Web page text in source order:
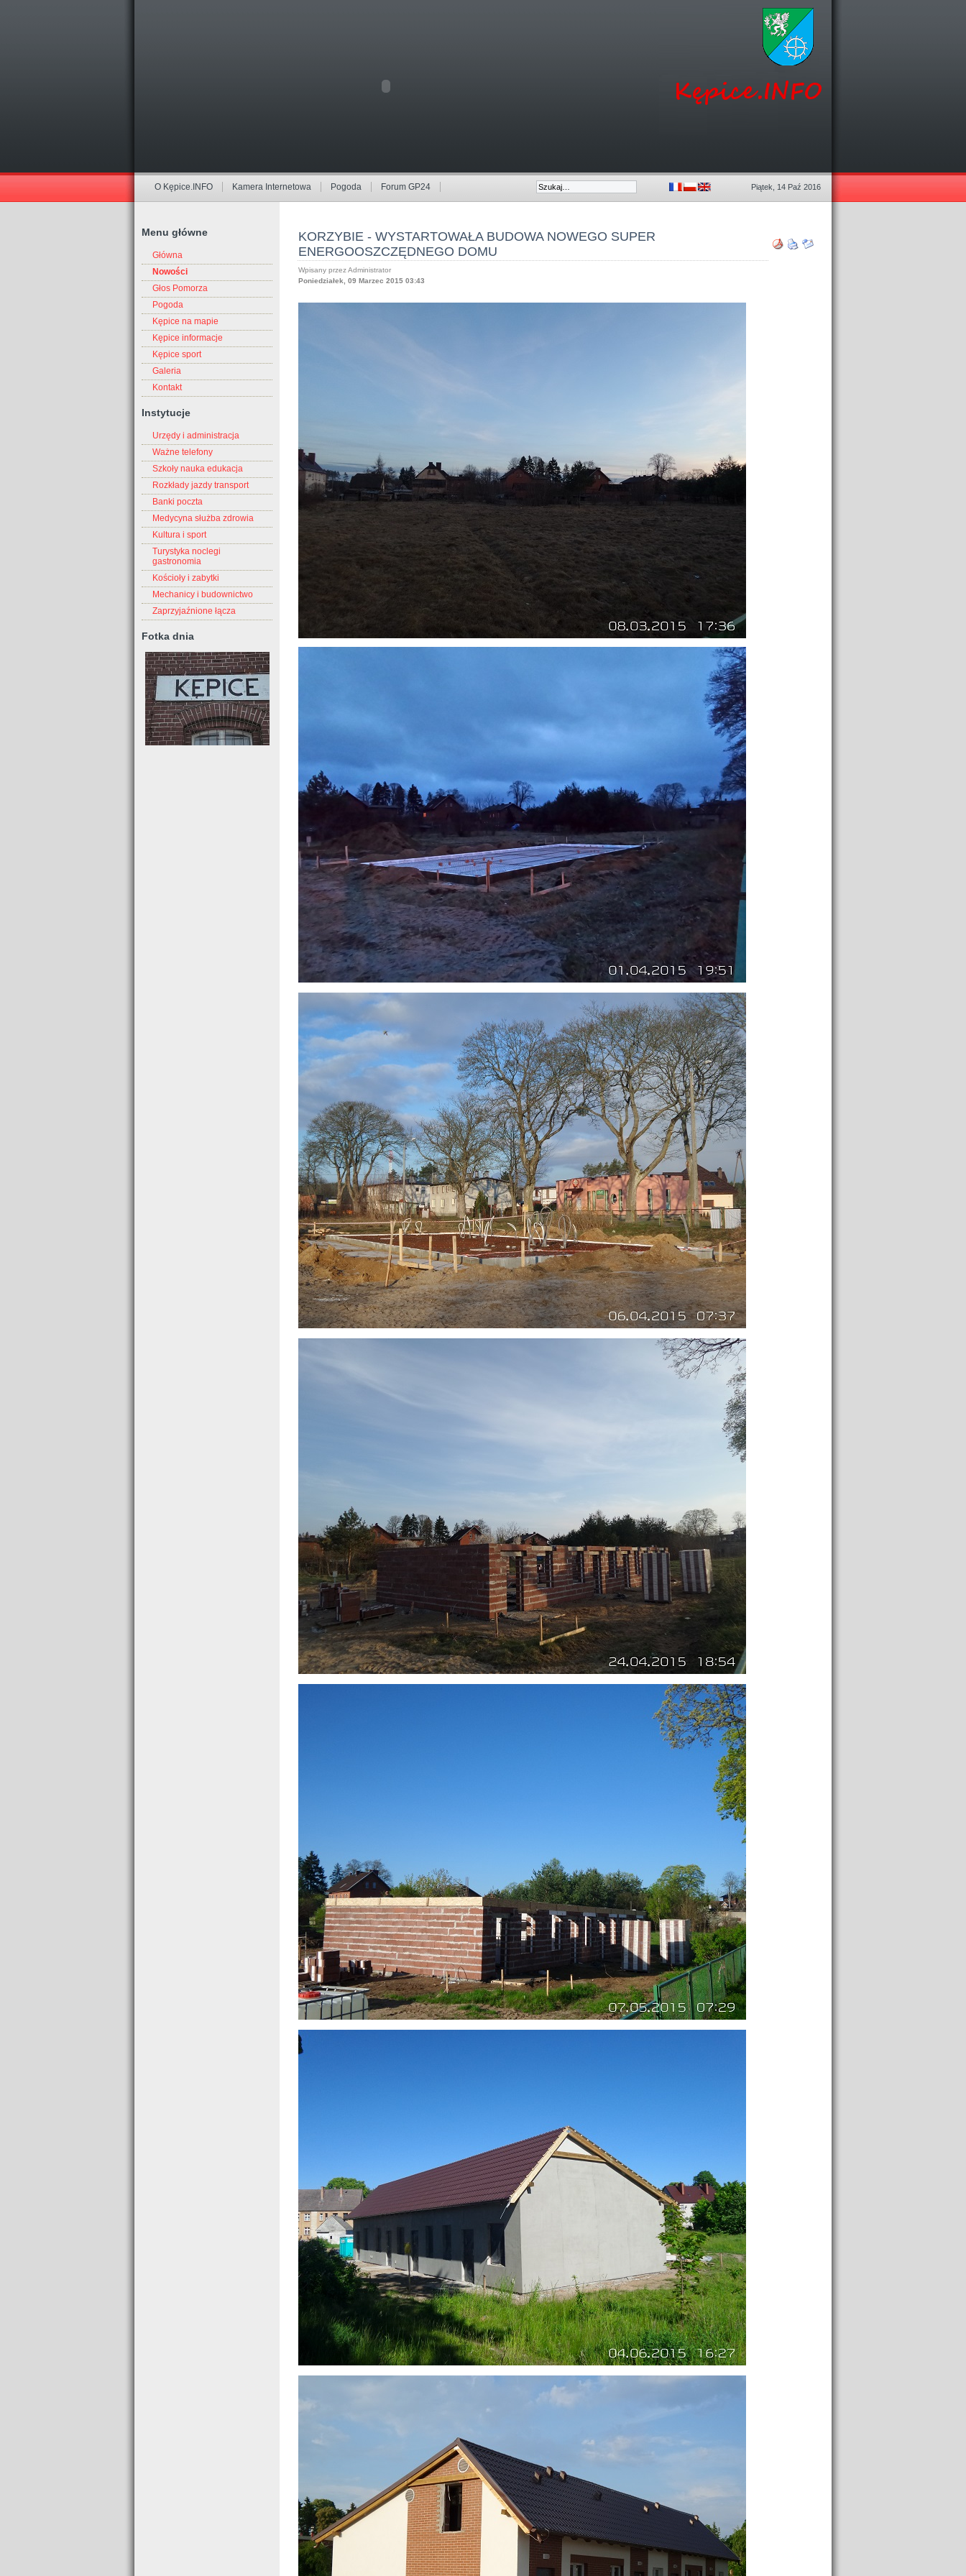
O Kępice.INFO Kamera Internetowa Pogoda Forum GP24 Piątek, 14 Paź 2016
Menu główne
Główna
Nowości
Głos Pomorza
Pogoda
Kępice na mapie
Kępice informacje
Kępice sport
Galeria
Kontakt
Instytucje
Urzędy i administracja
Ważne telefony
Szkoły nauka edukacja
Rozkłady jazdy transport
Banki poczta
Medycyna służba zdrowia
Kultura i sport
Turystyka noclegi
gastronomia
Kościoły i zabytki
Mechanicy i budownictwo
Zaprzyjaźnione łącza
Fotka dnia
KORZYBIE - WYSTARTOWAŁA BUDOWA NOWEGO SUPER
ENERGOOSZCZĘDNEGO DOMU
Wpisany przez Administrator
Poniedziałek, 09 Marzec 2015 03:43